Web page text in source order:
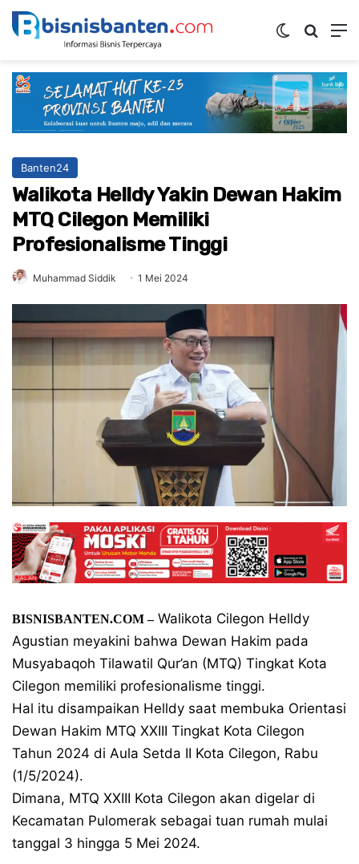
Switch skin
Banten24
Walikota Helldy Yakin Dewan Hakim
MTQ Cilegon Memiliki
Profesionalisme Tinggi
Muhammad Siddik 1 Mei 2024
BISNISBANTEN.COM –Walikota Cilegon Helldy
Agustian meyakini bahwa Dewan Hakim pada
Musyabaqoh Tilawatil Qur’an (MTQ) Tingkat Kota
Cilegon memiliki profesionalisme tinggi.
Hal itu disampaikan Helldy saat membuka Orientasi
Dewan Hakim MTQ XXIII Tingkat Kota Cilegon
Tahun 2024 di Aula Setda II Kota Cilegon, Rabu
(1/5/2024).
Dimana, MTQ XXIII Kota Cilegon akan digelar di
Kecamatan Pulomerak sebagai tuan rumah mulai
tanggal 3 hingga 5 Mei 2024.